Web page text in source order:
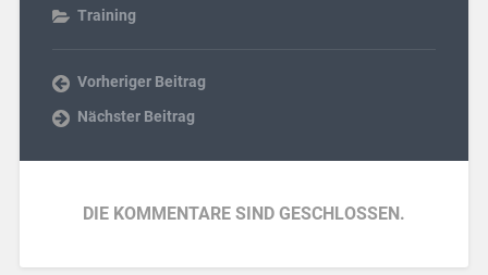
Training
Vorheriger Beitrag
Nächster Beitrag
DIE KOMMENTARE SIND GESCHLOSSEN.